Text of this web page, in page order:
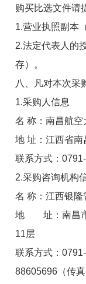
购买比选文件请
1.营业执照副本
2.法定代表人的
存）。
八、凡对本次采
1.采购人信息
名 称：南昌航空
地 址：江西省
联系方式：
2.采购咨询机构
名 称：江西银隆
地 址：南昌市
11层
联系方式：
88605696（传真